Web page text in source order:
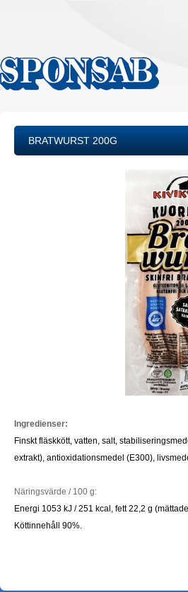
BRATWURST 200G
Ingredienser:
Finskt fläskkött, vatten, salt,
extrakt), antioxidationsmedel (E300),
Näringsvärde / 100 g:
Energi 1053 kJ / 251 kcal, fett 22,2 g
Köttinnehåll 90%.